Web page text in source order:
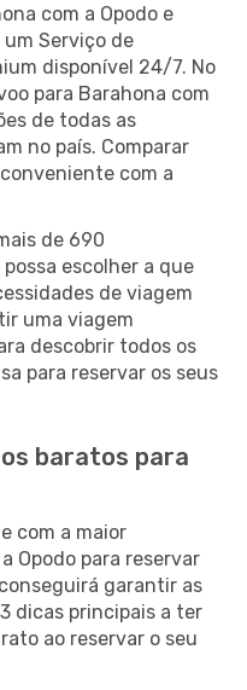
com a Opodo e
Serviço de
disponível 24/7. No
para Barahona com
de todas as
no país. Comparar
com a
de 690
escolher a que
de viagem
uma viagem
descobrir todos os
para reservar os seus
baratos para
com a maior
Opodo para reservar
garantir as
dicas principais a ter
ao reservar o seu